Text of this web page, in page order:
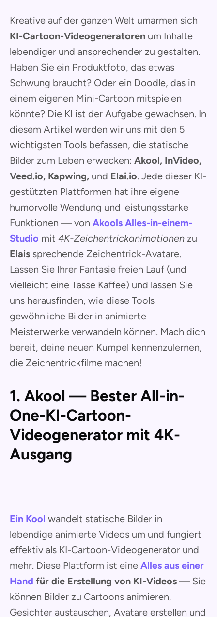
Kreative auf der ganzen Welt umarmen sich
KI-Cartoon-Videogeneratoren um Inhalte
lebendiger und ansprechender zu gestalten.
Haben Sie ein Produktfoto, das etwas
Schwung braucht? Oder ein Doodle, das in
einem eigenen Mini-Cartoon mitspielen
könnte? Die KI ist der Aufgabe gewachsen. In
diesem Artikel werden wir uns mit den 5
wichtigsten Tools befassen, die statische
Bilder zum Leben erwecken: Akool, InVideo,
Veed.io, Kapwing, und Elai.io. Jede dieser KI-
gestützten Plattformen hat ihre eigene
humorvolle Wendung und leistungsstarke
Funktionen — von Akools Alles-in-einem-
Studio mit 4K-Zeichentrickanimationen zu
Elais sprechende Zeichentrick-Avatare.
Lassen Sie Ihrer Fantasie freien Lauf (und
vielleicht eine Tasse Kaffee) und lassen Sie
uns herausfinden, wie diese Tools
gewöhnliche Bilder in animierte
Meisterwerke verwandeln können. Mach dich
bereit, deine neuen Kumpel kennenzulernen,
die Zeichentrickfilme machen!
1. Akool — Bester All-in-
One-KI-Cartoon-
Videogenerator mit 4K-
Ausgang
Ein Kool wandelt statische Bilder in
lebendige animierte Videos um und fungiert
effektiv als KI-Cartoon-Videogenerator und
mehr. Diese Plattform ist eine Alles aus einer
Hand für die Erstellung von KI-Videos — Sie
können Bilder zu Cartoons animieren,
Gesichter austauschen, Avatare erstellen und